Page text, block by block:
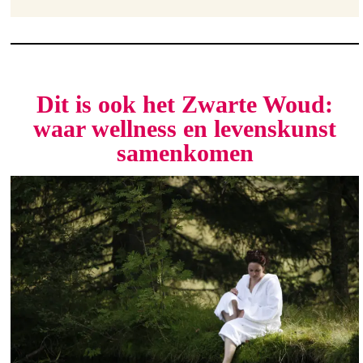
Dit is ook het Zwarte Woud:
waar wellness en levenskunst
samenkomen